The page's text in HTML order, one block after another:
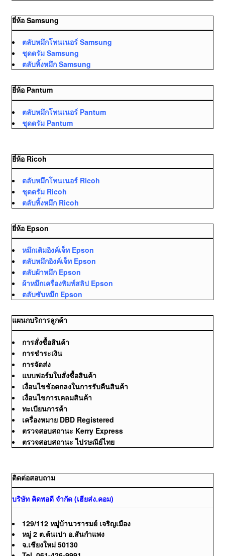
ยี่ห้อ Samsung
ตลับหมึกโทนเนอร์ Samsung
ชุดดรัม Samsung
ตลับทิ้งหมึก Samsung
ยี่ห้อ Pantum
ตลับหมึกโทนเนอร์ Pantum
ชุดดรัม Pantum
ยี่ห้อ Ricoh
ตลับหมึกโทนเนอร์ Ricoh
ชุดดรัม Ricoh
ตลับทิ้งหมึก Ricoh
ยี่ห้อ Epson
หมึกเติมอิงค์เจ็ท Epson
ตลับหมึกอิงค์เจ็ท Epson
ตลับผ้าหมึก Epson
ผ้าหมึกเครื่องพิมพ์สลิป Epson
ตลับซับหมึก Epson
แผนกบริการลูกค้า
การสั่งซื้อสินค้า
การชำระเงิน
การจัดส่ง
แบบฟอร์มใบสั่งซื้อสินค้า
เงื่อนไขข้อตกลงในการรับคืนสินค้า
เงื่อนไขการเคลมสินค้า
ทะเบียนการค้า
เครื่องหมาย DBD Registered
ตรวจสอบสถานะ Kerry Express
ตรวจสอบสถานะ ไปรษณีย์ไทย
ติดต่อสอบถาม
บริษัท คิดพอดี จำกัด (เฮียส่ง.คอม)
129/112 หมู่บ้านวรารมย์ เจริญเมือง
หมู่ 2 ต.ต้นเปา อ.สันกำแพง
จ.เชียงใหม่ 50130